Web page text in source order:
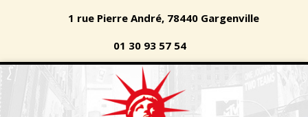
1 rue Pierre André, 78440 Gargenville
01 30 93 57 54